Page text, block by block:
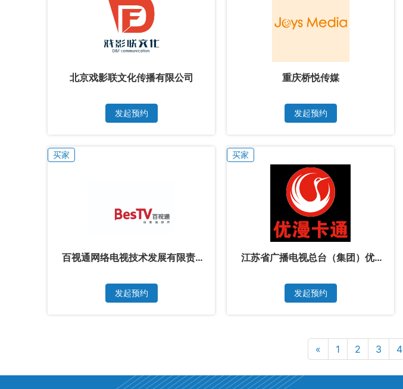
北京戏影联文化传播有限公司
发起预约
重庆桥悦传媒
发起预约
买家
百视通网络电视技术发展有限责
发起预约
买家
江苏省广播电视总台（集团）优
漫卡通卫视
发起预约
« 1 2 3 4